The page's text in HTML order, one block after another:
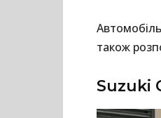
також
Suzuki